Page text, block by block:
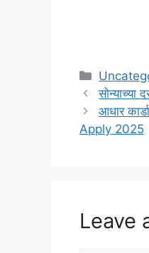
आधार
Apply 2025
Leave